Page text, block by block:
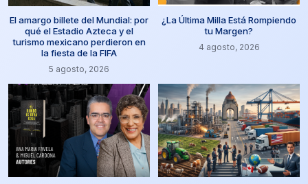
El amargo billete del Mundial: por
qué el Estadio Azteca y el
turismo mexicano perdieron en
la fiesta de la FIFA
5 agosto, 2026
¿La Última Milla Está Rompiendo
tu Margen?
4 agosto, 2026